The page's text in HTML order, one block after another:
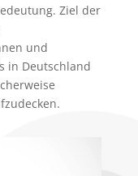
Ziel der
und
in Deutschland